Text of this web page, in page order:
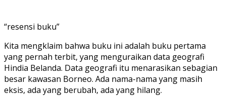
“resensi buku”
Kita mengklaim bahwa buku ini adalah buku pertama
yang pernah terbit, yang menguraikan data geografi
Hindia Belanda. Data geografi itu menarasikan sebagian
besar kawasan Borneo. Ada nama-nama yang masih
eksis, ada yang berubah, ada yang hilang.